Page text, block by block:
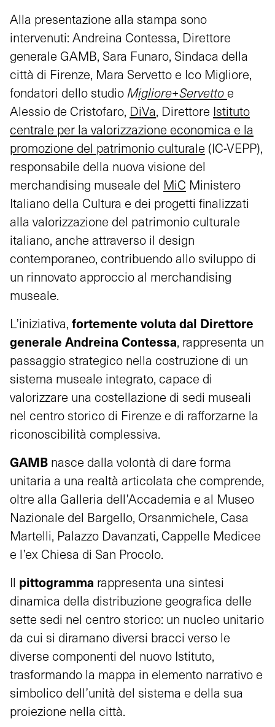
Alla presentazione alla stampa sono
intervenuti: Andreina Contessa, Direttore
generale GAMB, Sara Funaro, Sindaca della
città di Firenze, Mara Servetto e Ico Migliore,
fondatori dello studioMigliore+Servetto e
Alessio de Cristofaro, DiVa, Direttore Istituto
centrale per la valorizzazione economica e la
promozione del patrimonio culturale (IC-VEPP),
responsabile della nuova visione del
merchandising museale del MiC Ministero
Italiano della Cultura e dei progetti finalizzati
alla valorizzazione del patrimonio culturale
italiano, anche attraverso il design
contemporaneo, contribuendo allo sviluppo di
un rinnovato approccio al merchandising
museale.
L’iniziativa, fortemente voluta dal Direttore
generale Andreina Contessa, rappresenta un
passaggio strategico nella costruzione di un
sistema museale integrato, capace di
valorizzare una costellazione di sedi museali
nel centro storico di Firenze e di rafforzarne la
riconoscibilità complessiva.
GAMB nasce dalla volontà di dare forma
unitaria a una realtà articolata che comprende,
oltre alla Galleria dell’Accademia e al Museo
Nazionale del Bargello, Orsanmichele, Casa
Martelli, Palazzo Davanzati, Cappelle Medicee
e l’ex Chiesa di San Procolo.
Il pittogramma rappresenta una sintesi
dinamica della distribuzione geografica delle
sette sedi nel centro storico: un nucleo unitario
da cui si diramano diversi bracci verso le
diverse componenti del nuovo Istituto,
trasformando la mappa in elemento narrativo e
simbolico dell’unità del sistema e della sua
proiezione nella città.